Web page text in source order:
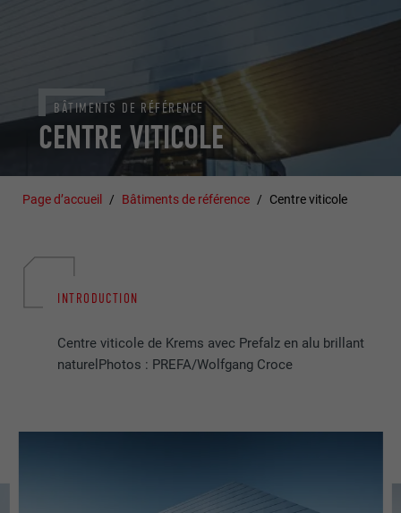
CENTRE VITICOLE
BÂTIMENTS DE RÉFÉRENCE
Page d’accueil Bâtiments de référence Centre viticole
INTRODUCTION
Centre viticole de Krems avec Prefalz en alu brillant
naturelPhotos : PREFA/Wolfgang Croce